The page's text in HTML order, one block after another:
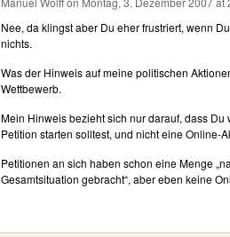
Nee, da klingst aber Du eher frustriert, wenn
nichts.
Was der Hinweis auf meine politischen
Wettbewerb.
Mein Hinweis bezieht sich nur darauf, dass
Petition starten solltest, und nicht eine Online-
Petitionen an sich haben schon eine Menge
Gesamtsituation gebracht“, aber eben keine